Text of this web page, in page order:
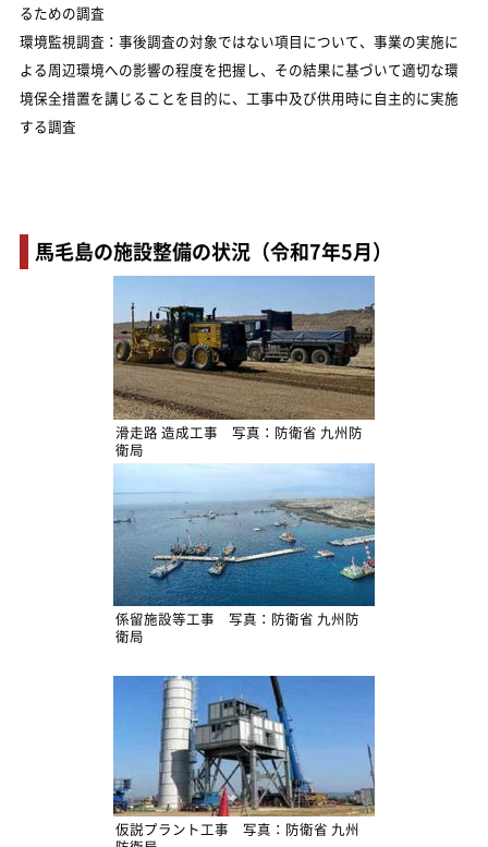
るための調査
環境監視調査：事後調査の対象ではない項目について、事業の実施に
よる周辺環境への影響の程度を把握し、その結果に基づいて適切な環
境保全措置を講じることを目的に、工事中及び供用時に自主的に実施
する調査
馬毛島の施設整備の状況（令和7年5月）
滑走路 造成工事 写真：防衛省 九州防
衛局
係留施設等工事 写真：防衛省 九州防
衛局
仮説プラント工事 写真：防衛省 九州